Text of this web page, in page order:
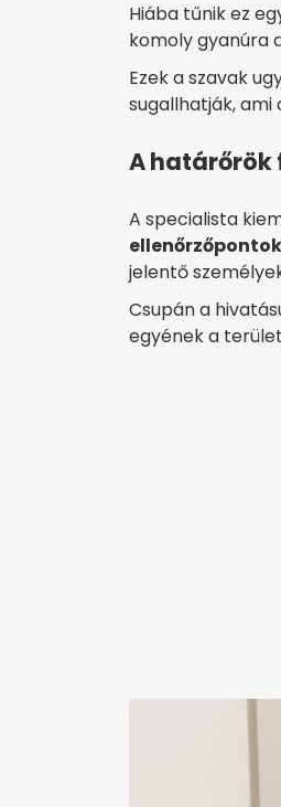
Hiába tűnik ez
komoly gyanúra
Ezek a szavak
sugallhatják, ami
A
A specialista
jelentő
Csupán a
egyének a